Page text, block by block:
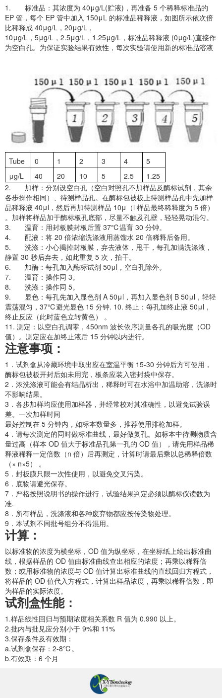
1. 标准品：其浓度为 40μg/L(贮液)，再准备 5 个稀释标准品的
EP 管，每个 EP 管中加入 150μL 的标准品稀释液，如图所示依次倍
比稀释成 40μg/L，20μg/L，
10μg/L，5μg/L，2.5μg/L，1.25μg/L，标准品稀释液 (0μg/L)直接作
为空白孔。为保证实验结果有效性，每次实验请使用新的标准品溶液
Tube 0 1 2 3 4
5
μg/L
40 20 10 5 2.5
1.25
2. 加样：分别设空白孔（空白对照孔不加样品及酶标试剂，其余
各步操作相同）、待测样品孔。在酶标包被板上待测样品孔中先加样
品稀释液 40μl，然后再加待测样品 10μ（l 样品最终稀释度为 5 倍）
。加样将样品加于酶标板孔底部，尽量不触及孔壁，轻轻晃动混匀。
3. 温育：用封板膜封板后置 37℃温育 30 分钟。
4. 配液：将 20 倍浓缩洗涤液用蒸馏水 20 倍稀释后备用。
5. 洗涤：小心揭掉封板膜，弃去液体，甩干，每孔加满洗涤液，
静置 30 秒后弃去，如此重复 5 次，拍干。
6. 加酶：每孔加入酶标试剂 50μl，空白孔除外。
7. 温育：操作同 3。
8. 洗涤：操作同 5。
9. 显色：每孔先加入显色剂 A 50μl，再加入显色剂 B 50μl，轻轻
震荡混匀，37℃避光显色 15 分钟. 10. 终止：每孔加终止液 50μl，
终止反应（此时蓝色立转黄色） 。
11. 测定：以空白孔调零，450nm 波长依序测量各孔的吸光度（OD
值）。测定应在加终止液后 15 分钟以内进行。
注意事项：
1．试剂盒从冷藏环境中取出应在室温平衡 15-30 分钟后方可使用，
酶标包被板开封后如未用完，板条应装入密封袋中保存。
2．浓洗涤液可能会有结晶析出，稀释时可在水浴中加温助溶，洗涤时
不影响结果。
3．各步加样均应使用加样器，并经常校对其准确性，以避免试验误
差。一次加样时间
最好控制在 5 分钟内，如标本数量多，推荐使用排枪加样。
4．请每次测定的同时做标准曲线，最好做复孔。如标本中待测物质含
量过高（样本 OD 值大于标准品孔第一孔的 OD 值），请先用样品稀
释液稀释一定倍数（n 倍）后再测定，计算时请最后乘以总稀释倍数
（× n×5） 。
5．封板膜只限一次性使用，以避免交叉污染。
6．底物请避光保存。
7．严格按照说明书的操作进行，试验结果判定必须以酶标仪读数为
准.
8．所有样品，洗涤液和各种废弃物都应按传染物处理。
9．本试剂不同批号组分不得混用。
计算：
以标准物的浓度为横坐标，OD 值为纵坐标，在坐标纸上绘出标准曲
线，根据样品的 OD 值由标准曲线查出相应的浓度；再乘以稀释倍
数；或用标准物的浓度与 OD 值计算出标准曲线的直线回归方程式，
将样品的 OD 值代入方程式，计算出样品浓度，再乘以稀释倍数，即
为样品的实际浓度。
试剂盒性能：
1.样品线性回归与预期浓度相关系数 R 值为 0.990 以上。
2.批内与批见应分别小于 9%和 11%
3.保存条件及有效期：
a.试剂盒保存：2-8℃。
b.有效期：6 个月